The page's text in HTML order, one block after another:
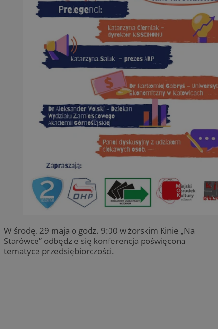
W środę, 29 maja o godz. 9:00 w żorskim Kinie „Na
Starówce” odbędzie się konferencja poświęcona
tematyce przedsiębiorczości.